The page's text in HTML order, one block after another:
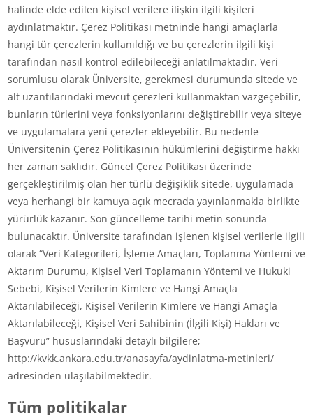
halinde elde edilen kişisel verilere ilişkin ilgili kişileri
aydınlatmaktır. Çerez Politikası metninde hangi amaçlarla
hangi tür çerezlerin kullanıldığı ve bu çerezlerin ilgili kişi
tarafından nasıl kontrol edilebileceği anlatılmaktadır. Veri
sorumlusu olarak Üniversite, gerekmesi durumunda sitede ve
alt uzantılarındaki mevcut çerezleri kullanmaktan vazgeçebilir,
bunların türlerini veya fonksiyonlarını değiştirebilir veya siteye
ve uygulamalara yeni çerezler ekleyebilir. Bu nedenle
Üniversitenin Çerez Politikasının hükümlerini değiştirme hakkı
her zaman saklıdır. Güncel Çerez Politikası üzerinde
gerçekleştirilmiş olan her türlü değişiklik sitede, uygulamada
veya herhangi bir kamuya açık mecrada yayınlanmakla birlikte
yürürlük kazanır. Son güncelleme tarihi metin sonunda
bulunacaktır. Üniversite tarafından işlenen kişisel verilerle ilgili
olarak “Veri Kategorileri, İşleme Amaçları, Toplanma Yöntemi ve
Aktarım Durumu, Kişisel Veri Toplamanın Yöntemi ve Hukuki
Sebebi, Kişisel Verilerin Kimlere ve Hangi Amaçla
Aktarılabileceği, Kişisel Verilerin Kimlere ve Hangi Amaçla
Aktarılabileceği, Kişisel Veri Sahibinin (İlgili Kişi) Hakları ve
Başvuru” hususlarındaki detaylı bilgilere;
http://kvkk.ankara.edu.tr/anasayfa/aydinlatma-metinleri/
adresinden ulaşılabilmektedir.
Tüm politikalar